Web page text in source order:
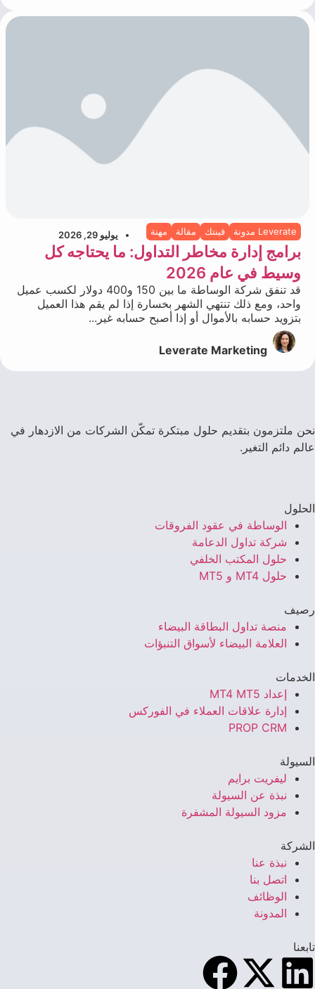
Leverate مدونة فينتك مقالة مهنة يوليو 29, 2026
برامج إدارة مخاطر التداول: ما يحتاجه كل
وسيط في عام 2026
قد تنفق شركة الوساطة ما بين 150 و400 دولار لكسب عميل
واحد، ومع ذلك تنتهي الشهر بخسارة إذا لم يقم هذا العميل
بتزويد حسابه بالأموال أو إذا أصبح حسابه غير...
Leverate Marketing
نحن ملتزمون بتقديم حلول مبتكرة تمكّن الشركات من الازدهار في
عالم دائم التغير.
الحلول
الوساطة في عقود الفروقات
شركة تداول الدعامة
حلول المكتب الخلفي
حلول MT4 و MT5
رصيف
منصة تداول البطاقة البيضاء
العلامة البيضاء لأسواق التنبؤات
الخدمات
إعداد MT4 MT5
إدارة علاقات العملاء في الفوركس
PROP CRM
السيولة
ليفريت برايم
نبذة عن السيولة
مزود السيولة المشفرة
الشركة
نبذة عنا
اتصل بنا
الوظائف
المدونة
تابعنا